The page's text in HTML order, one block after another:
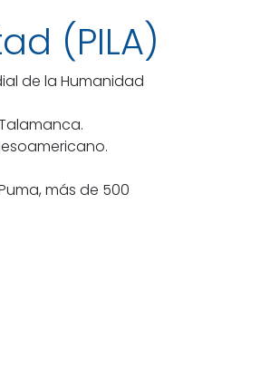
(PILA)
de la Humanidad
más de 500